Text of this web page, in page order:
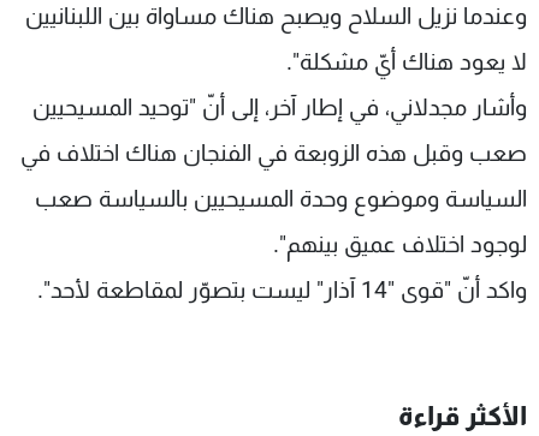
وعندما نزيل السلاح ويصبح هناك مساواة بين اللبنانيين
لا يعود هناك أيّ مشكلة".
وأشار مجدلاني، في إطار آخر، إلى أنّ "توحيد المسيحيين
صعب وقبل هذه الزوبعة في الفنجان هناك اختلاف في
السياسة وموضوع وحدة المسيحيين بالسياسة صعب
لوجود اختلاف عميق بينهم".
واكد أنّ "قوى "14 آذار" ليست بتصوّر لمقاطعة لأحد".
الأكثر قراءة